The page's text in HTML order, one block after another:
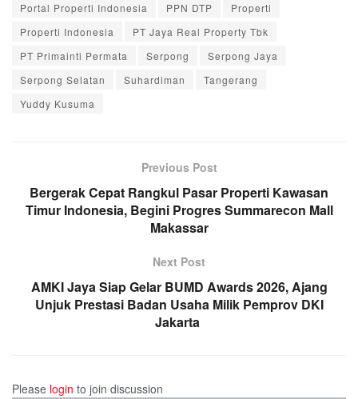
Portal Properti Indonesia
PPN DTP
Properti
Properti Indonesia
PT Jaya Real Property Tbk
PT Primainti Permata
Serpong
Serpong Jaya
Serpong Selatan
Suhardiman
Tangerang
Yuddy Kusuma
Previous Post
Bergerak Cepat Rangkul Pasar Properti Kawasan
Timur Indonesia, Begini Progres Summarecon Mall
Makassar
Next Post
AMKI Jaya Siap Gelar BUMD Awards 2026, Ajang
Unjuk Prestasi Badan Usaha Milik Pemprov DKI
Jakarta
Please login to join discussion